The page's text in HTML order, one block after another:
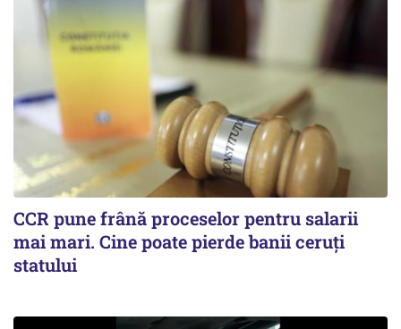
CCR pune frână proceselor pentru salarii
mai mari. Cine poate pierde banii ceruți
statului